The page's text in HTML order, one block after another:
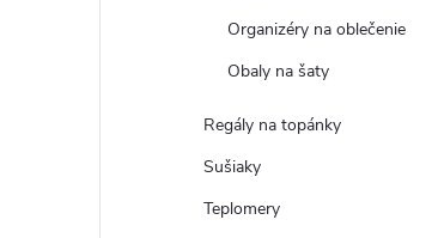
Organizéry na oblečenie
Obaly na šaty
Regály na topánky
Sušiaky
Teplomery